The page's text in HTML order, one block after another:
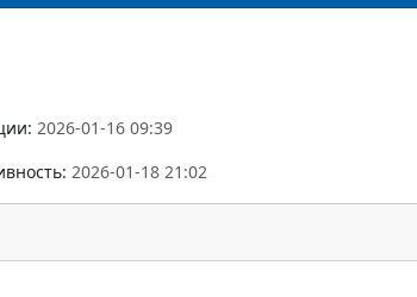
2026-01-16 09:39
2026-01-18 21:02